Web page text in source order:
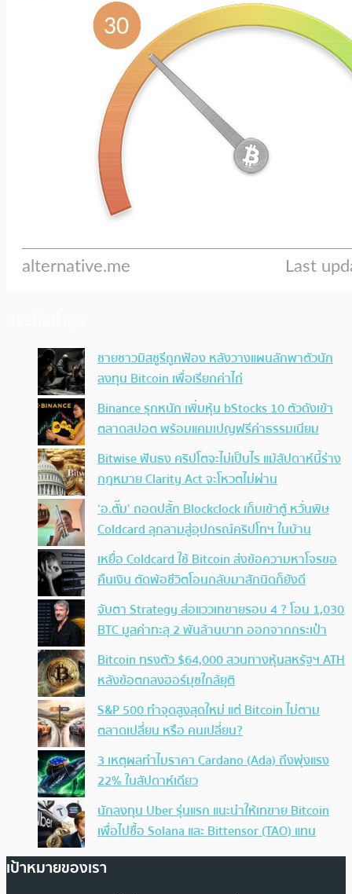
ชายชาวมิสซูรีถูกฟ้อง หลังวางแผนลักพาตัวนัก
ลงทุน Bitcoin เพื่อเรียกค่าไถ่
Binance รุกหนัก เพิ่มหุ้น bStocks 10 ตัวดังเข้า
ตลาดสปอต พร้อมแคมเปญฟรีค่าธรรมเนียม
Bitwise ฟันธง คริปโตจะไม่เป็นไร แม้สัปดาห์นี้ร่าง
กฎหมาย Clarity Act จะโหวตไม่ผ่าน
‘อ.ตั๊ม’ ถอดปลั้ก Blockclock เก็บเข้าตู้ หวั่นพิษ
Coldcard ลุกลามสู่อุปกรณ์คริปโทฯ ในบ้าน
เหยื่อ Coldcard ใช้ Bitcoin ส่งข้อความหาโจรขอ
คืนเงิน ตัดพ้อชีวิตโอนกลับมาสักนิดก็ยังดี
จับตา Strategy ส่อแววเทขายรอบ 4 ? โอน 1,030
BTC มูลค่าทะลุ 2 พันล้านบาท ออกจากกระเป๋า
Bitcoin ทรงตัว $64,000 สวนทางหุ้นสหรัฐฯ ATH
หลังข้อตกลงฮอร์มุซใกล้ยุติ
S&P 500 ทำจุดสูงสุดใหม่ แต่ Bitcoin ไม่ตาม
ตลาดเปลี่ยน หรือ คนเปลี่ยน?
3 เหตุผลทำไมราคา Cardano (Ada) ถึงพุ่งแรง
22% ในสัปดาห์เดียว
นักลงทุน Uber รุ่นแรก แนะนำให้เทขาย Bitcoin
เพื่อไปซื้อ Solana และ Bittensor (TAO) แทน
เป้าหมายของเรา